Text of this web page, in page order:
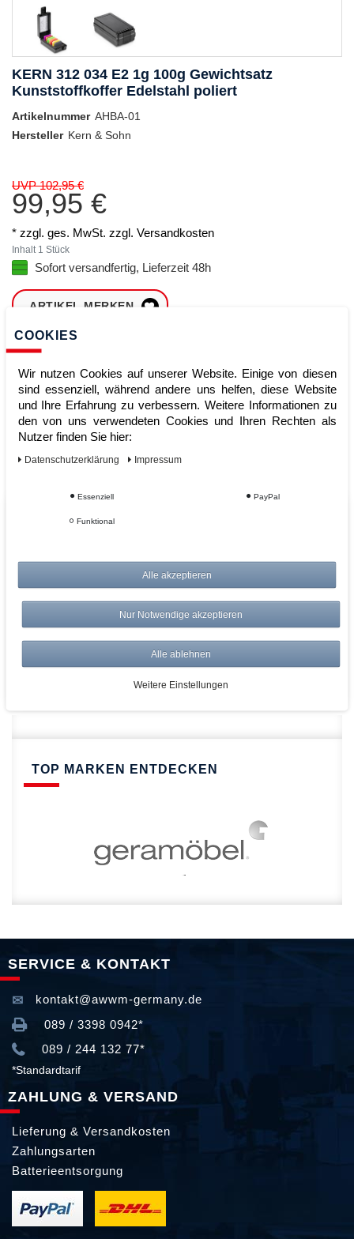
KERN 312 034 E2 1g 100g Gewichtsatz
Kunststoffkoffer Edelstahl poliert
Artikelnummer AHBA-01
Hersteller Kern & Sohn
UVP 102,95 €
99,95 €
* zzgl. ges. MwSt. zzgl. Versandkosten
Inhalt 1 Stück
Sofort versandfertig, Lieferzeit 48h
ARTIKEL MERKEN
Sofort lieferbar
Vom Profi für Profis - Ihre Vorteile
Versandkostenfrei ab 150€
Risikolos: 14 Tage Rückgabe
Über 20.000 Artikel
Schnelle Lieferung
TOP MARKEN ENTDECKEN
SERVICE & KONTAKT
kontakt@awwm-germany.de
089 / 3398 0942*
089 / 244 132 77*
*Standardtarif
ZAHLUNG & VERSAND
Lieferung & Versandkosten
Zahlungsarten
Batterieentsorgung
COOKIES
Wir nutzen Cookies auf unserer Website. Einige von diesen
sind essenziell, während andere uns helfen, diese Website
und Ihre Erfahrung zu verbessern. Weitere Informationen zu
den von uns verwendeten Cookies und Ihren Rechten als
Nutzer finden Sie hier:
Daten­schutz­erklärung Impressum
Essenziell PayPal
Funktional
Alle akzeptieren
Nur Notwendige akzeptieren
Alle ablehnen
Weitere Einstellungen